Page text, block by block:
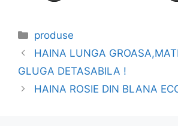
Categories
produse
HAINA LUNGA
GLUGA DETASABILA !
HAINA ROSIE DIN BLANA